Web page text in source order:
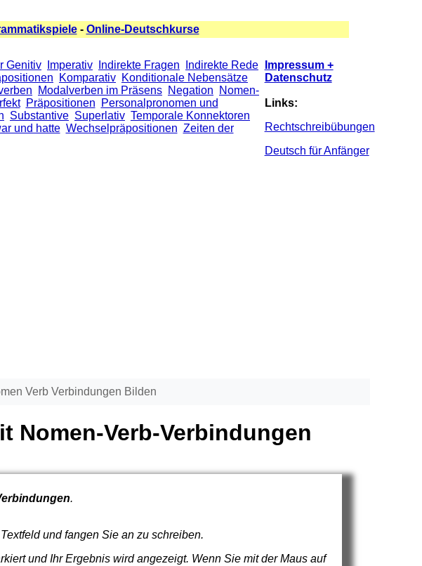
- Online-Deutschkurse
Impressum +
Datenschutz
Links:
Rechtschreibübungen
Deutsch für Anfänger
Genitiv Imperativ Indirekte Fragen
Indirekte Rede
Komparativ Konditionale Nebensätze
Modalverben im Präsens Negation
Nomen-
Präpositionen
Personalpronomen und
Substantive Superlativ Temporale Konnektoren
und hatte Wechselpräpositionen Zeiten der
Verb Verbindungen Bilden
Nomen-Verb-Verbindungen
.
und fangen Sie an zu schreiben.
und Ihr Ergebnis wird angezeigt. Wenn Sie mit der Maus auf